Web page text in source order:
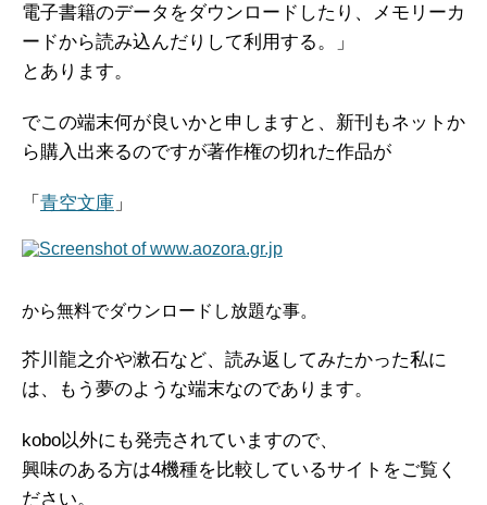
電子書籍のデータをダウンロードしたり、メモリーカ
ードから読み込んだりして利用する。」
とあります。
でこの端末何が良いかと申しますと、新刊もネットか
ら購入出来るのですが著作権の切れた作品が
「 青空文庫 」
から無料でダウンロードし放題な事。
芥川龍之介や漱石など、読み返してみたかった私に
は、もう夢のような端末なのであります。
kobo以外にも発売されていますので、
興味のある方は4機種を比較しているサイトをご覧く
ださい。